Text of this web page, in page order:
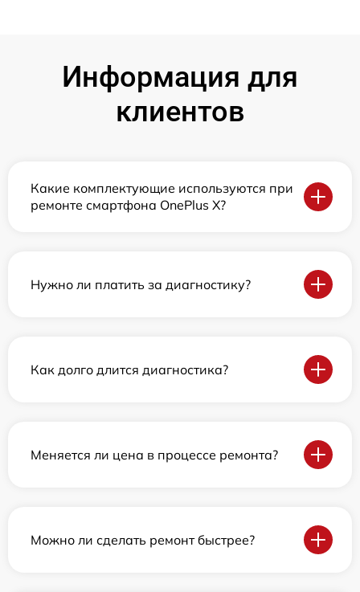
Информация для
клиентов
Какие комплектующие используются при
ремонте смартфона OnePlus X?
Нужно ли платить за диагностику?
Как долго длится диагностика?
Меняется ли цена в процессе ремонта?
Можно ли сделать ремонт быстрее?